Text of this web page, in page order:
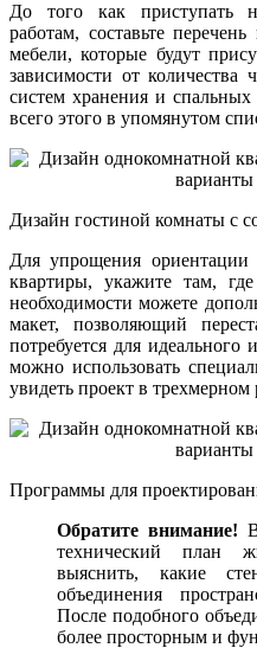
До того как приступать
работам, составьте
мебели, которые будут
зависимости от количества
систем хранения и
всего этого в упомянутом
Дизайн гостиной комнаты с
Для упрощения ориентации
квартиры, укажите там,
необходимости можете
макет, позволяющий
потребуется для
можно использовать
увидеть проект в
Программы для
Обратите внимание!
технический
выяснить, какие
объединения
После подобного
более просторным и